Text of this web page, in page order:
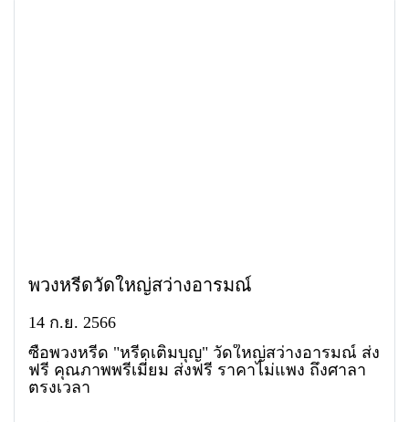
พวงหรีดวัดใหญ่สว่างอารมณ์
14 ก.ย. 2566
ซื้อพวงหรีด "หรีดเติมบุญ" วัดใหญ่สว่างอารมณ์ ส่ง
ฟรี คุณภาพพรีเมี่ยม ส่งฟรี ราคาไม่แพง ถึงศาลา
ตรงเวลา